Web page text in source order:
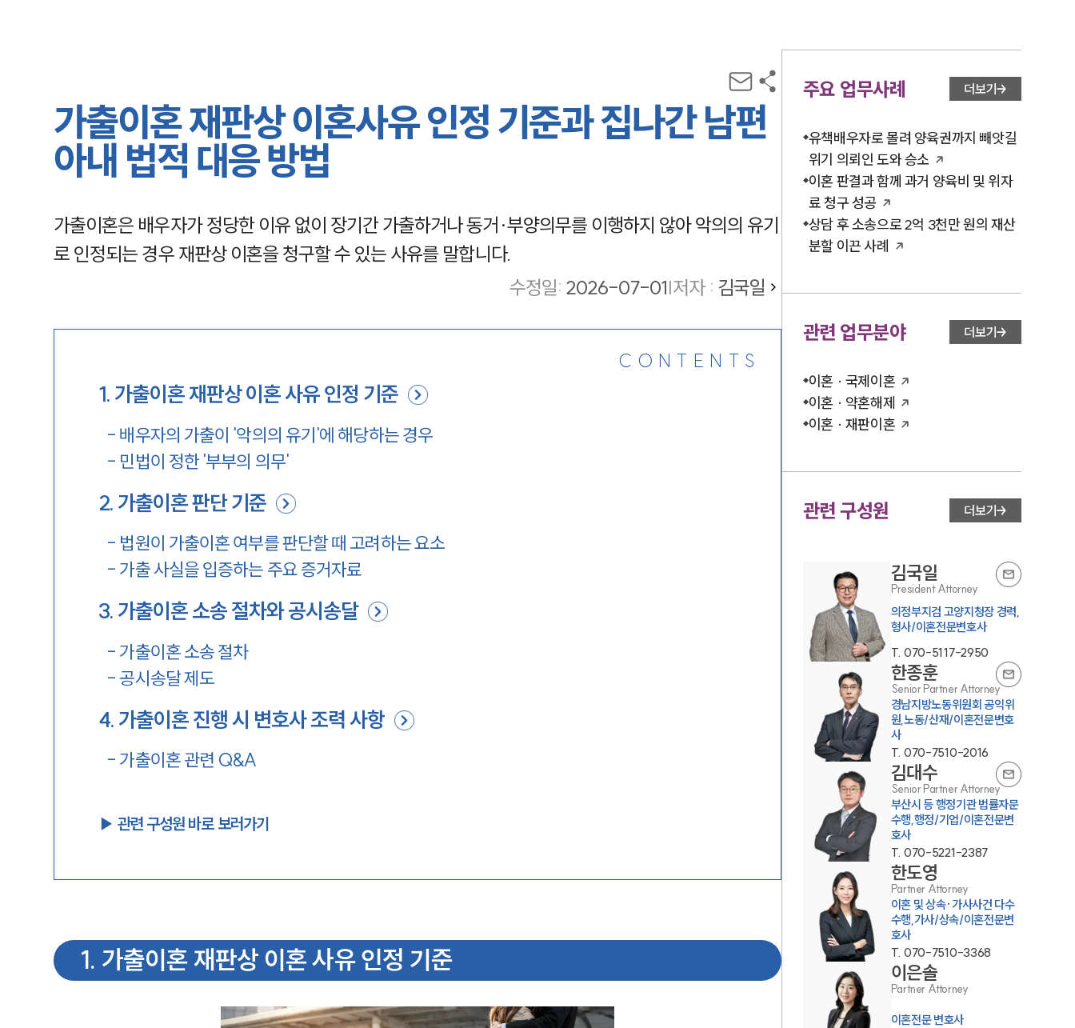
부소개
부소개
대륜의 강점
오시는 길
글로벌 파트너 로펌
고객의 소리
가출이혼 재판상 이혼사유 인정 기준과 집나간 남편
아내 법적 대응 방법
가출이혼은 배우자가 정당한 이유 없이 장기간 가출하거나 동거·부양의무를 이행하지 않아 악의의 유기
로 인정되는 경우 재판상 이혼을 청구할 수 있는 사유를 말합니다.
수정일: 2026-07-01|저자 : 김국일
CONTENTS
1. 가출이혼 재판상 이혼 사유 인정 기준
- 배우자의 가출이 '악의의 유기'에 해당하는 경우
- 민법이 정한 '부부의 의무'
2. 가출이혼 판단 기준
- 법원이 가출이혼 여부를 판단할 때 고려하는 요소
- 가출 사실을 입증하는 주요 증거자료
3. 가출이혼 소송 절차와 공시송달
- 가출이혼 소송 절차
-공시송달 제도
4. 가출이혼 진행 시 변호사 조력 사항
- 가출이혼 관련 Q&A
▶︎ 관련 구성원 바로 보러가기
1. 가출이혼 재판상 이혼 사유 인정 기준
주요 업무사례 더보기
유책배우자로 몰려 양육권까지 빼앗길
위기 의뢰인 도와 승소
이혼 판결과 함께 과거 양육비 및 위자
료 청구 성공
상담 후 소송으로 2억 3천만 원의 재산
분할 이끈 사례
관련 업무분야 더보기
이혼 · 국제이혼
이혼 · 약혼해제
이혼 · 재판이혼
관련 구성원 더보기
김국일
President Attorney
의정부지검 고양지청장 경력,
형사/이혼전문변호사
T. 070-5117-2950
한종훈
Senior Partner Attorney
경남지방노동위원회 공익위
원,노동/산재/이혼전문변호
사
T. 070-7510-2016
김대수
Senior Partner Attorney
부산시 등 행정기관 법률자문
수행,행정/기업/이혼전문변
호사
T. 070-5221-2387
한도영
Partner Attorney
이혼 및 상속·가사사건 다수
수행,가사/상속/이혼전문변
호사
T. 070-7510-3368
이은솔
Partner Attorney
이혼전문 변호사